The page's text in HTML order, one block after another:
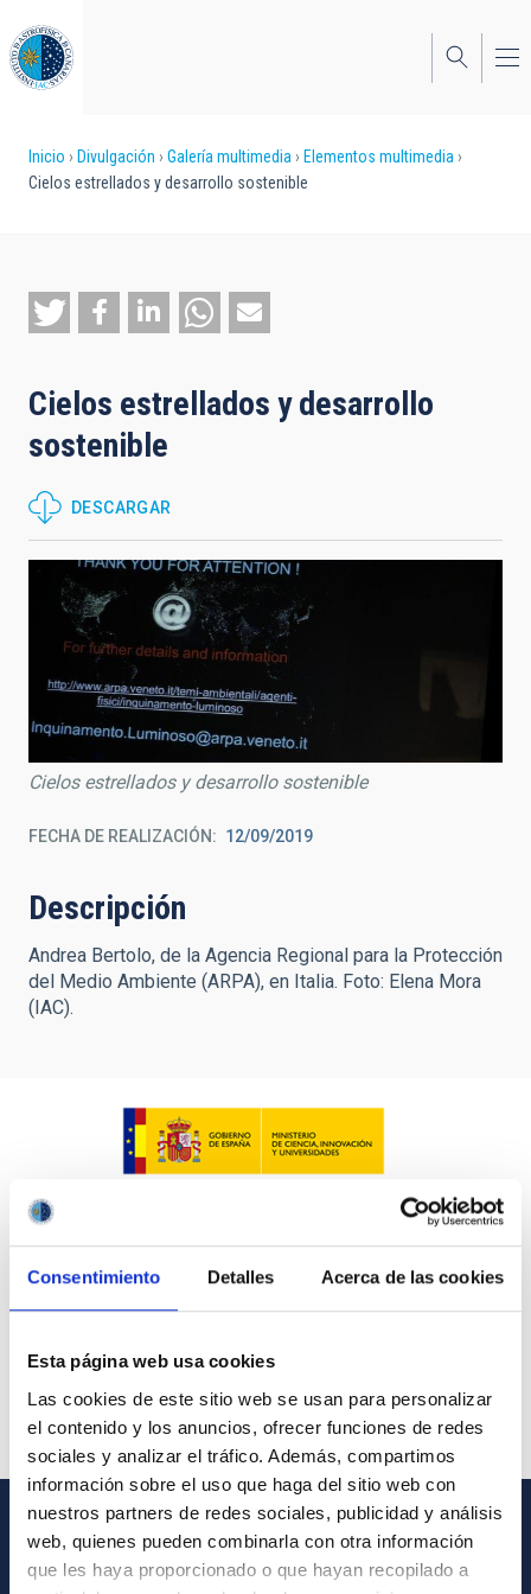
Consentimiento Detalles Acerca de las cookies
Esta página web usa cookies
Las cookies de este sitio web se usan para personalizar
el contenido y los anuncios, ofrecer funciones de redes
sociales y analizar el tráfico. Además, compartimos
información sobre el uso que haga del sitio web con
nuestros partners de redes sociales, publicidad y análisis
web, quienes pueden combinarla con otra información
que les haya proporcionado o que hayan recopilado a
al
contenido
principal
Sobrescribir
ayuda
a
navegación
Inicio Divulgación Galería multimedia
Elementos multimedia
Cielos estrellados y desarrollo sostenible
Cielos estrellados y desarrollo
sostenible
DESCARGAR
Cielos estrellados y desarrollo sostenible
FECHA DE REALIZACIÓN 12/09/2019
Descripción
Andrea Bertolo, de la Agencia Regional para la Protección
del Medio Ambiente (ARPA), en Italia. Foto: Elena Mora
(IAC).
INFORMACIÓN GENERAL